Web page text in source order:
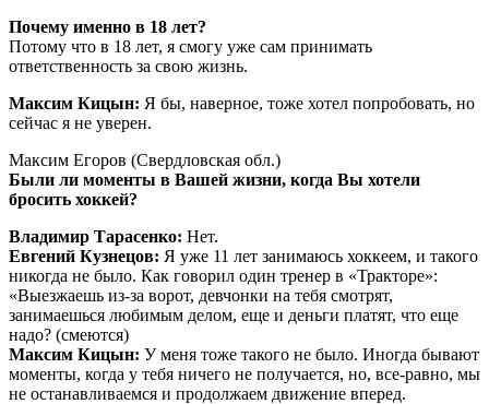
Почему именно в 18 лет?
Потому что в 18 лет, я смогу уже сам принимать
ответственность за свою жизнь.
Максим Кицын: Я бы, наверное, тоже хотел попробовать, но
сейчас я не уверен.
Максим Егоров (Свердловская обл.)
Были ли моменты в Вашей жизни, когда Вы хотели
бросить хоккей?
Владимир Тарасенко: Нет.
Евгений Кузнецов: Я уже 11 лет занимаюсь хоккеем, и такого
никогда не было. Как говорил один тренер в «Тракторе»:
«Выезжаешь из-за ворот, девчонки на тебя смотрят,
занимаешься любимым делом, еще и деньги платят, что еще
надо? (смеются)
Максим Кицын: У меня тоже такого не было. Иногда бывают
моменты, когда у тебя ничего не получается, но, все-равно, мы
не останавливаемся и продолжаем движение вперед.